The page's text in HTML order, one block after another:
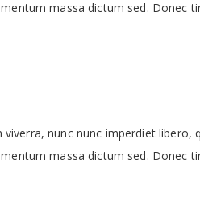
massa dictum sed. Donec
nunc nunc imperdiet
massa dictum sed. Donec